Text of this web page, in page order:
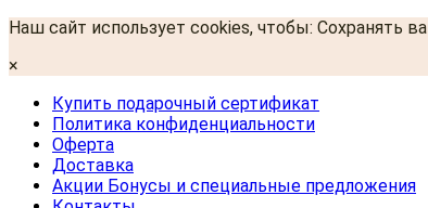
Наш сайт использует cookies, чтобы: Сохранять
×
Купить подарочный сертификат
Политика конфиденциальности
Оферта
Доставка
Акции Бонусы и специальные предложения